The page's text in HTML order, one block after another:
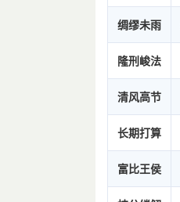
绸缪未雨
隆刑峻法
清风高节
长期打算
富比王侯